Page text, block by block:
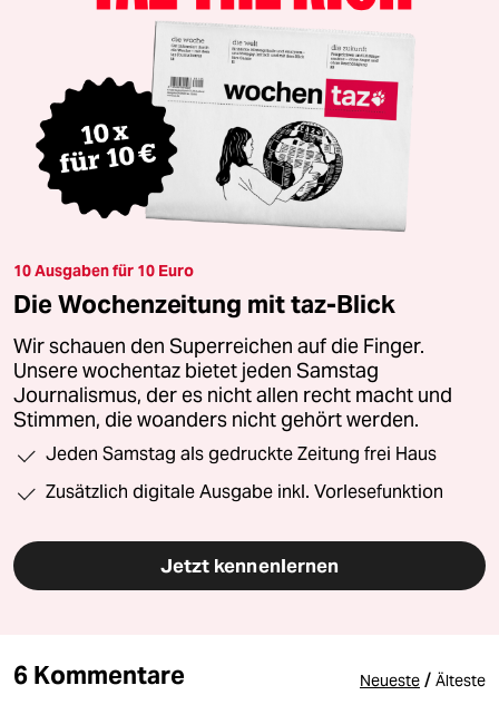
10 Ausgaben für 10 Euro
Die Wochenzeitung mit taz-Blick
Wir schauen den Superreichen auf die Finger.
Unsere wochentaz bietet jeden Samstag
Journalismus, der es nicht allen recht macht und
Stimmen, die woanders nicht gehört werden.
Jeden Samstag als gedruckte Zeitung frei Haus
Zusätzlich digitale Ausgabe inkl. Vorlesefunktion
Jetzt kennenlernen
6 Kommentare Neueste / Älteste